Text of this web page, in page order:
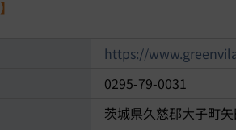
https://
0295-79-0031
茨城県久慈郡大子町